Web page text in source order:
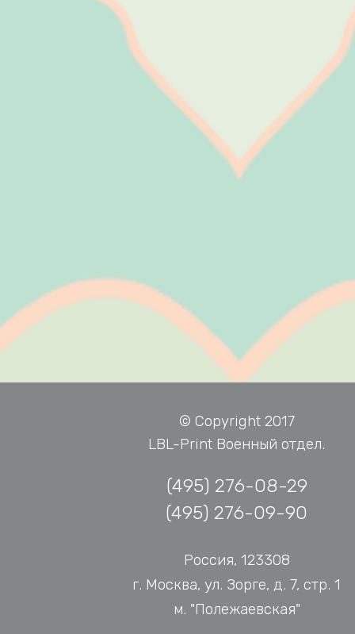
© Copyright 2017
LBL-Print Военный отдел.
(495) 276-08-29
(495) 276-09-90
Россия, 123308
г. Москва, ул. Зорге, д. 7, стр. 1
м. "Полежаевская"